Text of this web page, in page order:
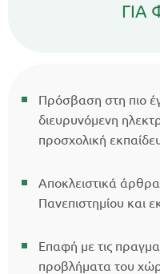
ΓΙΑ
Πρόσβαση στη πιο
διευρυνόμενη
προσχολική
Αποκλειστικά
Πανεπιστημίου και
Επαφή με τις
προβλήματα του